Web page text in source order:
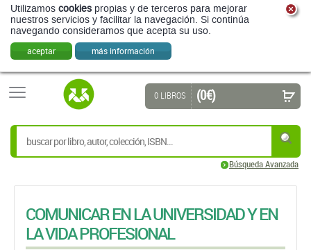
Utilizamos cookies propias y de terceros para mejorar
nuestros servicios y facilitar la navegación. Si continúa
navegando consideramos que acepta su uso.
aceptar más información
Búsqueda Avanzada
0 LIBROS (0 €)
COMUNICAR EN LA UNIVERSIDAD Y EN
LA VIDA PROFESIONAL